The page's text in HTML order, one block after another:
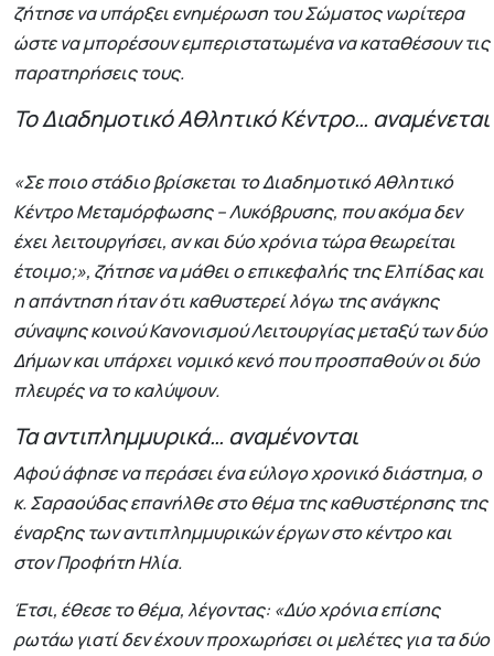
ζήτησε να υπάρξει ενημέρωση του Σώματος νωρίτερα
ώστε να μπορέσουν εμπεριστατωμένα να καταθέσουν τις
παρατηρήσεις τους.
Το Διαδημοτικό Αθλητικό Κέντρο… αναμένεται
«Σε ποιο στάδιο βρίσκεται το Διαδημοτικό Αθλητικό
Κέντρο Μεταμόρφωσης – Λυκόβρυσης, που ακόμα δεν
έχει λειτουργήσει, αν και δύο χρόνια τώρα θεωρείται
έτοιμο;», ζήτησε να μάθει ο επικεφαλής της Ελπίδας και
η απάντηση ήταν ότι καθυστερεί λόγω της ανάγκης
σύναψης κοινού Κανονισμού Λειτουργίας μεταξύ των δύο
Δήμων και υπάρχει νομικό κενό που προσπαθούν οι δύο
πλευρές να το καλύψουν.
Τα αντιπλημμυρικά… αναμένονται
Αφού άφησε να περάσει ένα εύλογο χρονικό διάστημα, ο
κ. Σαραούδας επανήλθε στο θέμα της καθυστέρησης της
έναρξης των αντιπλημμυρικών έργων στο κέντρο και
στον Προφήτη Ηλία.
Έτσι, έθεσε το θέμα, λέγοντας: «Δύο χρόνια επίσης
ρωτάω γιατί δεν έχουν προχωρήσει οι μελέτες για τα δύο